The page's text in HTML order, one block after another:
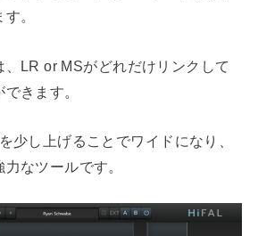
。
LR or MSがどれだけリンクして
きます。
少し上げることでワイドになり、
なツールです。